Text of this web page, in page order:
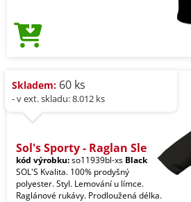
Skladem: 60 ks
- v ext. skladu: 8.012 ks
Sol's Sporty - Raglan Sle
kód výrobku:so11939bl-xs Black
SOL'S Kvalita. 100% prodyšný
polyester. Styl. Lemování u límce.
Raglánové rukávy. Prodloužená délka.